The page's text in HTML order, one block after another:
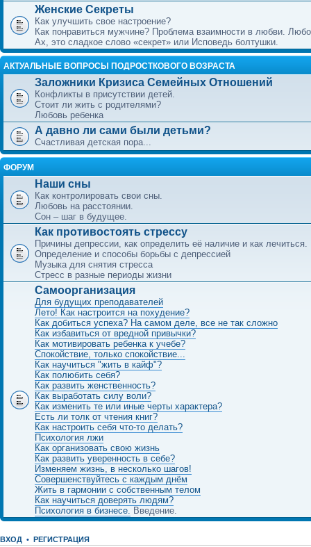
Женские Секреты
Как улучшить свое настроение?
Как понравиться мужчине? Проблема взаимности в любви.
Ах, это сладкое слово «секрет» или Исповедь болтушки.
АКТУАЛЬНЫЕ ВОПРОСЫ ПОДРОСТКОВОГО ВОЗРАСТА
Заложники Кризиса Семейных Отношений
Конфликты в присутствии детей.
Стоит ли жить с родителями?
Любовь ребенка
А давно ли сами были детьми?
Счастливая детская пора...
ФОРУМ
Наши сны
Как контролировать свои сны.
Любовь на расстоянии.
Сон – шаг в будущее.
Как противостоять стрессу
Причины депрессии, как определить её наличие и как лечиться.
Определение и способы борьбы с депрессией
Музыка для снятия стресса
Стресс в разные периоды жизни
Самоорганизация
Для будущих преподавателей
Лето! Как настроится на похудение?
Как добиться успеха? На самом деле, все не так сложно
Как избавиться от вредной привычки?
Как мотивировать ребенка к учебе?
Спокойствие, только спокойствие...
Как научиться "жить в кайф"?
Как полюбить себя?
Как развить женственность?
Как выработать силу воли?
Как изменить те или иные черты характера?
Есть ли толк от чтения книг?
Как настроить себя что-то делать?
Психология лжи
Как организовать свою жизнь
Как развить уверенность в себе?
Изменяем жизнь, в несколько шагов!
Совершенствуйтесь с каждым днём
Жить в гармонии с собственным телом
Как научиться доверять людям?
Психология в бизнесе. Введение.
ВХОД • РЕГИСТРАЦИЯ